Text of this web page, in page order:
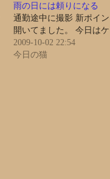
雨の日には頼りになる
通勤途中に撮影 新ポイ
開いてました。 今日は
2009-10-02 22:54
今日の猫